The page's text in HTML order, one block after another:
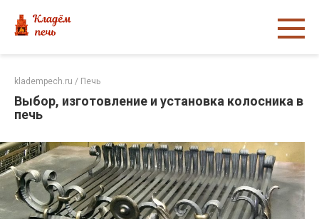
контенту
kladempech.ru / Печь
Выбор, изготовление и установка колосника в
печь